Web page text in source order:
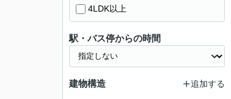
4LDK以上
駅・バス停からの時間
建物構造 追加する